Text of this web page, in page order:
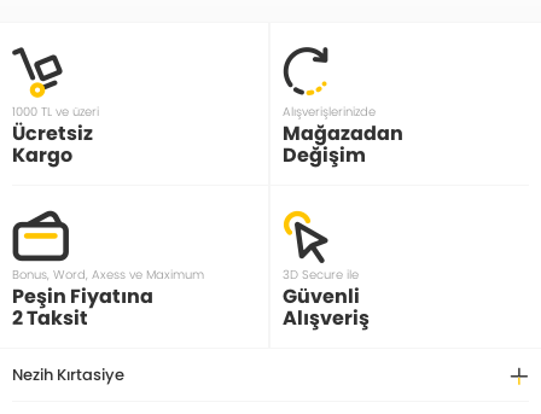
1000 TL ve üzeri
Ücretsiz
Kargo
Alışverişlerinizde
Mağazadan
Değişim
Bonus, Word, Axess ve Maximum
Peşin Fiyatına
2 Taksit
3D Secure ile
Güvenli
Alışveriş
Nezih Kırtasiye